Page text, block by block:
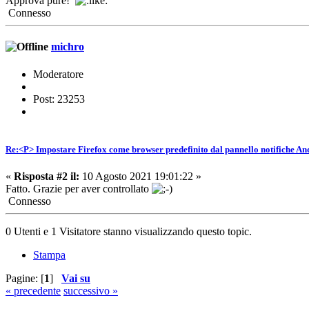
Connesso
michro
Moderatore
Post: 23253
Re:<P> Impostare Firefox come browser predefinito dal pannello notifiche
« Risposta #2 il: 10 Agosto 2021 19:01:22 »
Fatto. Grazie per aver controllato
Connesso
0 Utenti e 1 Visitatore stanno visualizzando questo topic.
Stampa
Pagine: [1] Vai su
« precedente successivo »